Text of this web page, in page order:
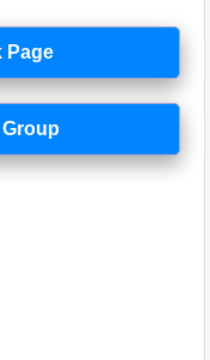
Page